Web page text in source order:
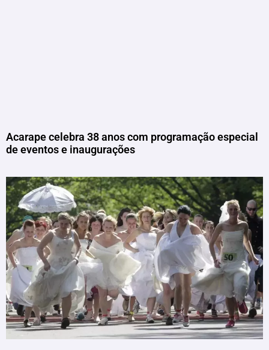
Acarape celebra 38 anos com programação especial
de eventos e inaugurações